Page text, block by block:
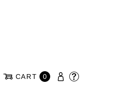
CART 0